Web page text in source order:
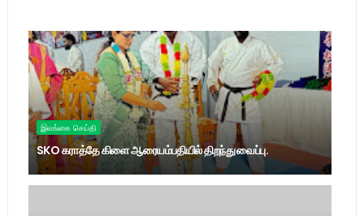
இலங்கை செய்தி
SKO கராத்தே கிளை ஆரையம்பதியில் திறந்து வைப்பு.